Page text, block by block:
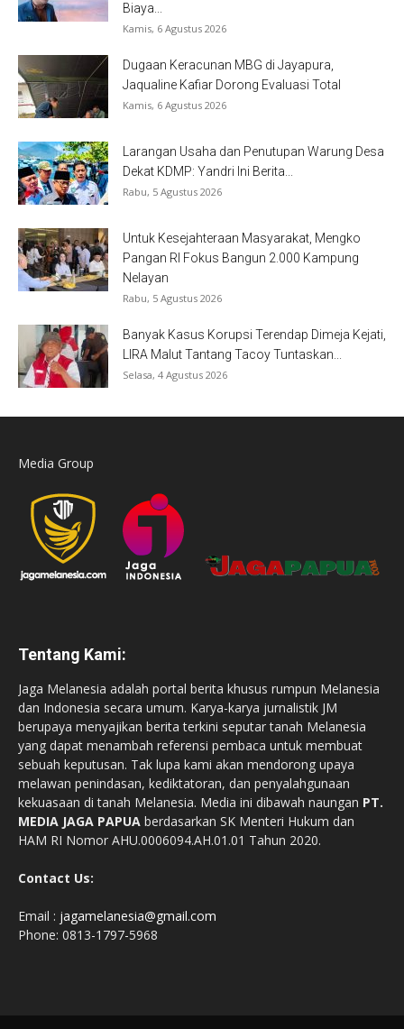
Biaya...
Kamis, 6 Agustus 2026
Dugaan Keracunan MBG di Jayapura,
Jaqualine Kafiar Dorong Evaluasi Total
Kamis, 6 Agustus 2026
Larangan Usaha dan Penutupan Warung Desa
Dekat KDMP: Yandri Ini Berita...
Rabu, 5 Agustus 2026
Untuk Kesejahteraan Masyarakat, Mengko
Pangan RI Fokus Bangun 2.000 Kampung
Nelayan
Rabu, 5 Agustus 2026
Banyak Kasus Korupsi Terendap Dimeja Kejati,
LIRA Malut Tantang Tacoy Tuntaskan...
Selasa, 4 Agustus 2026
Media Group
Tentang Kami:
Jaga Melanesia adalah portal berita khusus rumpun Melanesia
dan Indonesia secara umum. Karya-karya jurnalistik JM
berupaya menyajikan berita terkini seputar tanah Melanesia
yang dapat menambah referensi pembaca untuk membuat
sebuah keputusan. Tak lupa kami akan mendorong upaya
melawan penindasan, kediktatoran, dan penyalahgunaan
kekuasaan di tanah Melanesia. Media ini dibawah naungan PT.
MEDIA JAGA PAPUA berdasarkan SK Menteri Hukum dan
HAM RI Nomor AHU.0006094.AH.01.01 Tahun 2020.
Contact Us:
Email : jagamelanesia@gmail.com
Phone: 0813-1797-5968